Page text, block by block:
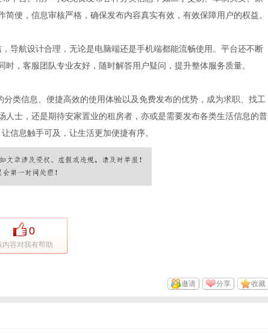
便，信息审核严格，确保发布内容真实有效，有效保障用户的权益。
导航设计合理，无论是电脑端还是手机端都能流畅使用。平台还不断
，客服团队专业友好，随时解答用户疑问，提升整体服务质量。
类信息、便捷高效的使用体验以及免费发布的优势，成为求职、找工
士，还是期待安家置业的租房者，亦或是需要发布各类生活信息的普
信息触手可及，让生活更加便捷有序。
0
内容对我有帮助
收藏
分享
邀请